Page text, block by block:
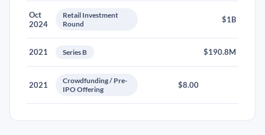
Oct
2024
Retail Investment
Round
$1B
2021 Series B $190.8M
2021
Crowdfunding / Pre-
IPO Offering
$8.00